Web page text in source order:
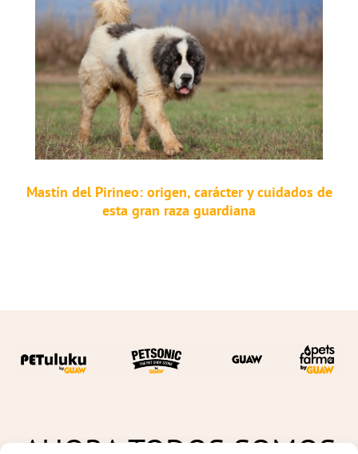
Mastín del Pirineo: origen, carácter y cuidados de
esta gran raza guardiana